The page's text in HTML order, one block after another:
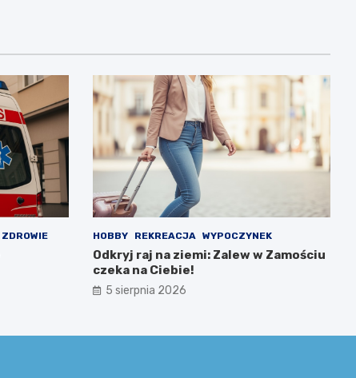
ZDROWIE HOBBY REKREACJA WYPOCZYNEK
Odkryj raj na ziemi: Zalew w Zamościu
czeka na Ciebie!
5 sierpnia 2026